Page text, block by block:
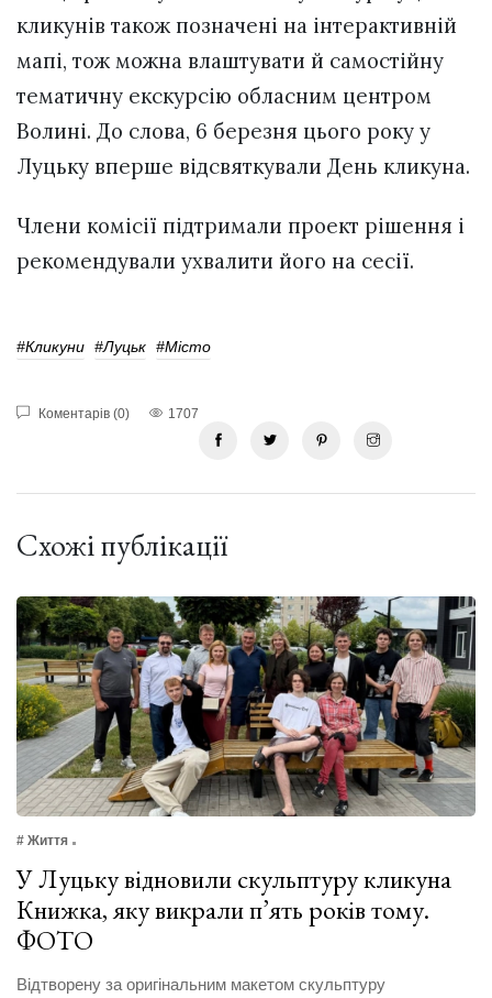
кликунів також позначені на інтерактивній
мапі, тож можна влаштувати й самостійну
тематичну екскурсію обласним центром
Волині. До слова, 6 березня цього року у
Луцьку вперше відсвяткували День кликуна.
Члени комісії підтримали проект рішення і
рекомендували ухвалити його на сесії.
#Кликуни #Луцьк #місто
Коментарів (0) 1707
Схожі публікації
# Життя
У Луцьку відновили скульптуру кликуна
Книжка, яку викрали п’ять років тому.
ФОТО
Відтворену за оригінальним макетом скульптуру